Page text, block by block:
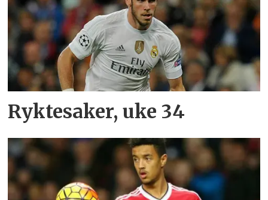
Ryktesaker, uke 34